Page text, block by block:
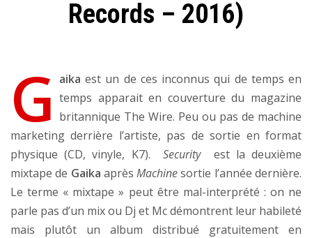
Records – 2016)
G aika est un de ces inconnus qui de temps en
temps apparait en couverture du magazine
britannique The Wire. Peu ou pas de machine
marketing derrière l’artiste, pas de sortie en format
physique (CD, vinyle, K7).Securityest la deuxième
mixtape de Gaika aprèsMachinesortie l’année dernière.
Le terme « mixtape » peut être mal-interprété : on ne
parle pas d’un mix ou Dj et Mc démontrent leur habileté
mais plutôt un album distribué gratuitement en